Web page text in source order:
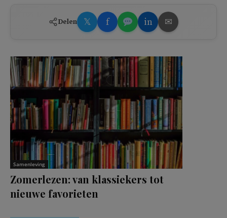
Delen 𝕏 f in ✉
Samenleving
Zomerlezen: van klassiekers tot
nieuwe favorieten